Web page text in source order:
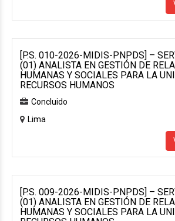
[P.S. 010-2026-MIDIS-PNPDS] –
(01) ANALISTA EN GESTIÓN DE
HUMANAS Y SOCIALES PARA LA
RECURSOS HUMANOS
Concluido
Lima
[P.S. 009-2026-MIDIS-PNPDS] –
(01) ANALISTA EN GESTIÓN DE
HUMANAS Y SOCIALES PARA LA